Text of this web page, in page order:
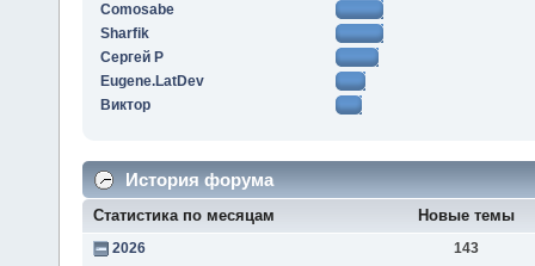
Comosabe
Sharfik
Сергей Р
Eugene.LatDev
Виктор
История форума
Статистика по месяцам Новые темы
2026
143